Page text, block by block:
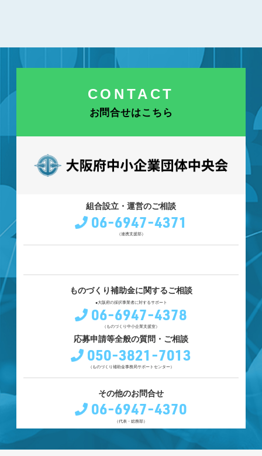
CONTACT
お問合せはこちら
組合設立・運営のご相談
06-6947-4371
（連携支援部）
ものづくり補助金に関するご相談
●大阪府の採択事業者に対するサポート
06-6947-4378
（ものづくり中小企業支援室）
応募申請等全般の質問・ご相談
050-3821-7013
（ものづくり補助金事務局サポートセンター）
その他のお問合せ
06-6947-4370
（代表・総務部）